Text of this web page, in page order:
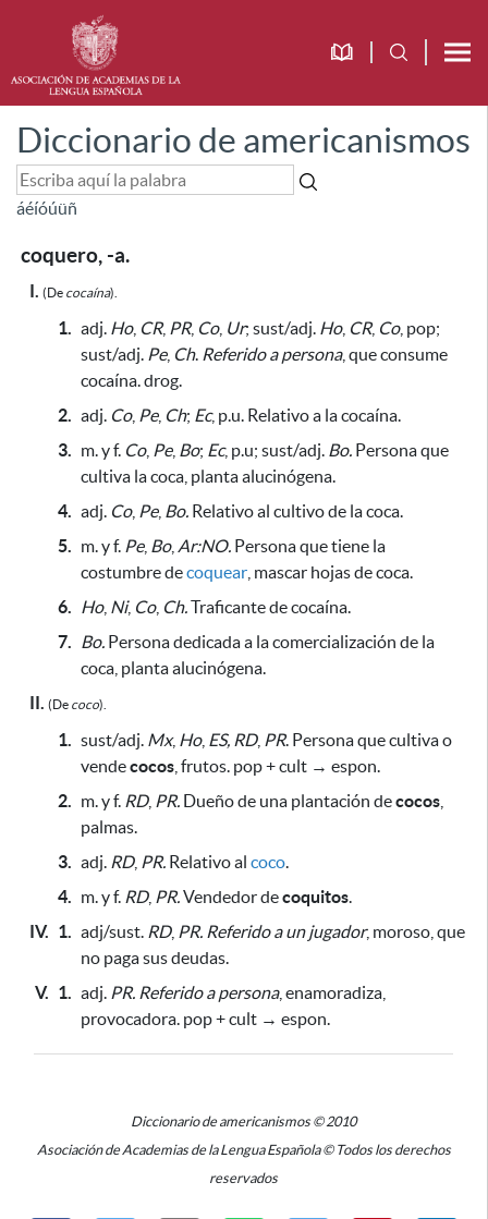
Diccionario de americanismos
áéíóúüñ
coquero, -a.
I. (De cocaína).
1. adj. Ho, CR, PR, Co, Ur; sust/adj. Ho, CR, Co, pop;
sust/adj. Pe, Ch. Referido a persona, que consume
cocaína. drog.
2. adj. Co, Pe, Ch; Ec, p.u. Relativo a la cocaína.
3. m. y f. Co, Pe, Bo; Ec, p.u; sust/adj. Bo. Persona que
cultiva la coca, planta alucinógena.
4. adj. Co, Pe, Bo. Relativo al cultivo de la coca.
5. m. y f. Pe, Bo, Ar:NO. Persona que tiene la
costumbre decoquear , mascar hojas de coca.
6. Ho, Ni, Co, Ch.Traficante de cocaína.
7. Bo. Persona dedicada a la comercialización de la
coca, planta alucinógena.
II. (De coco).
1. sust/adj. Mx, Ho, ES, RD, PR. Persona que cultiva o
vendecocos , frutos. pop + cult → espon.
2. m. y f. RD, PR. Dueño de una plantación decocos
palmas.
3. adj. RD, PR. Relativo al coco.
4. m. y f. RD, PR.Vendedor decoquitos.
IV. 1. adj/sust. RD, PR. Referido a un jugador, moroso, que
no paga sus deudas.
V. 1. adj. PR. Referido a persona, enamoradiza,
provocadora. pop + cult → espon.
Diccionario de americanismos © 2010
Asociación de Academias de la Lengua Española © Todos los derechos
reservados